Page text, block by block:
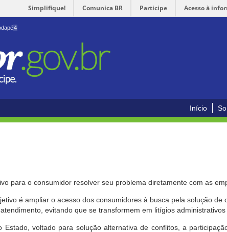
Simplifique! Comunica BR Participe Acesso à
4
Início
para o consumidor resolver seu problema diretamente com as
é ampliar o acesso dos consumidores à busca pela solução
evitando que se transformem em litígios administrativos
voltado para solução alternativa de conflitos, a